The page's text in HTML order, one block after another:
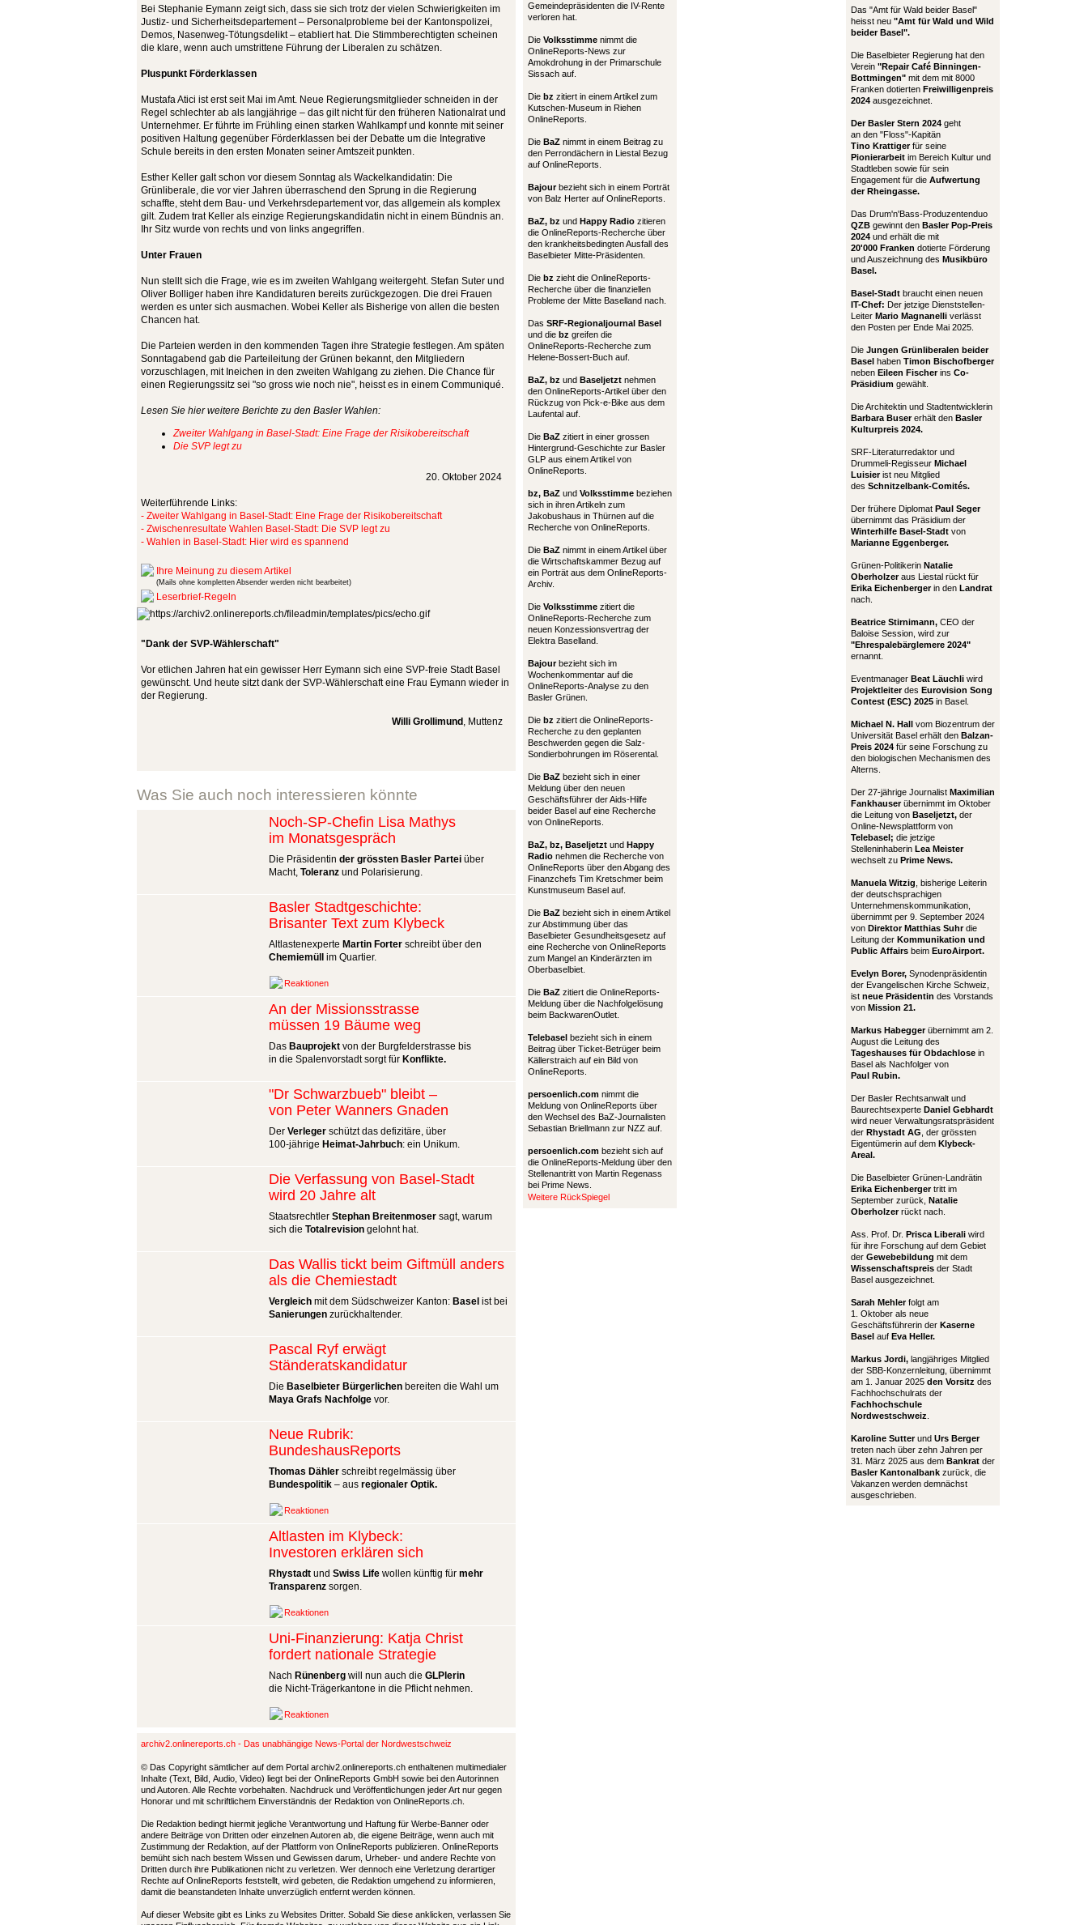
Bei Stephanie Eymann zeigt sich, dass sie sich trotz der vielen Schwierigkeiten im
Justiz- und Sicherheitsdepartement – Personalprobleme bei der Kantonspolizei,
Demos, Nasenweg-Tötungsdelikt – etabliert hat. Die Stimmberechtigten scheinen
die klare, wenn auch umstrittene Führung der Liberalen zu schätzen.
Pluspunkt Förderklassen
Mustafa Atici ist erst seit Mai im Amt. Neue Regierungsmitglieder schneiden in der
Regel schlechter ab als langjährige – das gilt nicht für den früheren Nationalrat und
Unternehmer. Er führte im Frühling einen starken Wahlkampf und konnte mit seiner
positiven Haltung gegenüber Förderklassen bei der Debatte um die Integrative
Schule bereits in den ersten Monaten seiner Amtszeit punkten.
Esther Keller galt schon vor diesem Sonntag als Wackelkandidatin: Die
Grünliberale, die vor vier Jahren überraschend den Sprung in die Regierung
schaffte, steht dem Bau- und Verkehrsdepartement vor, das allgemein als komplex
gilt. Zudem trat Keller als einzige Regierungskandidatin nicht in einem Bündnis an.
Ihr Sitz wurde von rechts und von links angegriffen.
Unter Frauen
Nun stellt sich die Frage, wie es im zweiten Wahlgang weitergeht. Stefan Suter und
Oliver Bolliger haben ihre Kandidaturen bereits zurückgezogen. Die drei Frauen
werden es unter sich ausmachen. Wobei Keller als Bisherige von allen die besten
Chancen hat.
Die Parteien werden in den kommenden Tagen ihre Strategie festlegen. Am späten
Sonntagabend gab die Parteileitung der Grünen bekannt, den Mitgliedern
vorzuschlagen, mit Ineichen in den zweiten Wahlgang zu ziehen. Die Chance für
einen Regierungssitz sei "so gross wie noch nie", heisst es in einem Communiqué.
Lesen Sie hier weitere Berichte zu den Basler Wahlen:
Zweiter Wahlgang in Basel-Stadt: Eine Frage der Risikobereitschaft
Die SVP legt zu
20. Oktober 2024
Weiterführende Links:
- Zweiter Wahlgang in Basel-Stadt: Eine Frage der Risikobereitschaft
- Zwischenresultate Wahlen Basel-Stadt: Die SVP legt zu
- Wahlen in Basel-Stadt: Hier wird es spannend
Ihre Meinung zu diesem Artikel
(Mails ohne kompletten Absender werden nicht bearbeitet)
Leserbrief-Regeln
"Dank der SVP-Wählerschaft"
Vor etlichen Jahren hat ein gewisser Herr Eymann sich eine SVP-freie Stadt Basel
gewünscht. Und heute sitzt dank der SVP-Wählerschaft eine Frau Eymann wieder in
der Regierung.
Willi Grollimund , Muttenz
Was Sie auch noch interessieren könnte
Noch-SP-Chefin Lisa Mathys
im Monatsgespräch
Die Präsidentin der grössten Basler Partei über
Macht, Toleranz und Polarisierung.
Basler Stadtgeschichte:
Brisanter Text zum Klybeck
Altlastenexperte Martin Forter schreibt über den
Chemiemüll
im Quartier.
Reaktionen
An der Missionsstrasse
müssen 19 Bäume weg
Das Bauprojekt von der Burgfelderstrasse bis
in die Spalenvorstadt sorgt für Konflikte.
"Dr Schwarzbueb" bleibt –
von Peter Wanners Gnaden
Der Verleger schützt das defizitäre, über
100-jährige Heimat-Jahrbuch: ein Unikum.
Die Verfassung von Basel-Stadt
wird 20 Jahre alt
Staatsrechtler Stephan Breitenmoser sagt, warum
sich die Totalrevision gelohnt hat.
Das Wallis tickt beim Giftmüll anders
als die Chemiestadt
Vergleich mit dem Südschweizer Kanton: Basel ist bei
Sanierungen zurückhaltender.
Pascal Ryf erwägt
Ständeratskandidatur
Die Baselbieter Bürgerlichen bereiten die Wahl um
Maya Grafs Nachfolge vor.
Neue Rubrik:
BundeshausReports
Thomas Dähler schreibt regelmässig über
Bundespolitik – aus regionaler Optik.
Reaktionen
Altlasten im Klybeck:
Investoren erklären sich
Rhystadt und Swiss Life wollen künftig für mehr
Transparenz sorgen.
Reaktionen
Uni-Finanzierung: Katja Christ
fordert nationale Strategie
Nach Rünenberg will nun auch die GLPlerin
die Nicht-Trägerkantone in die Pflicht nehmen.
Reaktionen
archiv2.onlinereports.ch - Das unabhängige News-Portal der Nordwestschweiz
© Das Copyright sämtlicher auf dem Portal archiv2.onlinereports.ch enthaltenen multimedialer
Inhalte (Text, Bild, Audio, Video) liegt bei der OnlineReports GmbH sowie bei den Autorinnen
und Autoren. Alle Rechte vorbehalten. Nachdruck und Veröffentlichungen jeder Art nur gegen
Honorar und mit schriftlichem Einverständnis der Redaktion von OnlineReports.ch.
Die Redaktion bedingt hiermit jegliche Verantwortung und Haftung für Werbe-Banner oder
andere Beiträge von Dritten oder einzelnen Autoren ab, die eigene Beiträge, wenn auch mit
Zustimmung der Redaktion, auf der Plattform von OnlineReports publizieren. OnlineReports
bemüht sich nach bestem Wissen und Gewissen darum, Urheber- und andere Rechte von
Dritten durch ihre Publikationen nicht zu verletzen. Wer dennoch eine Verletzung derartiger
Rechte auf OnlineReports feststellt, wird gebeten, die Redaktion umgehend zu informieren,
damit die beanstandeten Inhalte unverzüglich entfernt werden können.
Auf dieser Website gibt es Links zu Websites Dritter. Sobald Sie diese anklicken, verlassen Sie
Gemeindepräsidenten die IV-Rente
verloren hat.
Die Volksstimme nimmt die
OnlineReports-News zur
Amokdrohung in der Primarschule
Sissach auf.
Die bz zitiert in einem Artikel zum
Kutschen-Museum in Riehen
OnlineReports.
Die BaZ nimmt in einem Beitrag zu
den Perrondächern in Liestal Bezug
auf OnlineReports.
Bajourbezieht sich in einem Porträt
von Balz Herter auf OnlineReports.
BaZ, bz und Happy Radio zitieren
die OnlineReports-Recherche über
den krankheitsbedingten Ausfall des
Baselbieter Mitte-Präsidenten.
Die bz zieht die OnlineReports-
Recherche über die finanziellen
Probleme der Mitte Baselland nach.
Das SRF-Regionaljournal Basel
und die bz greifen die
OnlineReports-Recherche zum
Helene-Bossert-Buch auf.
BaZ, bz und Baseljetzt nehmen
den OnlineReports-Artikel über den
Rückzug von Pick-e-Bike aus dem
Laufental auf.
Die BaZ zitiert in einer grossen
Hintergrund-Geschichte zur Basler
GLP aus einem Artikel von
OnlineReports.
bz, BaZ und Volksstimme beziehen
sich in ihren Artikeln zum
Jakobushaus in Thürnen auf die
Recherche von OnlineReports.
Die BaZ nimmt in einem Artikel über
die Wirtschaftskammer Bezug auf
ein Porträt aus dem OnlineReports-
Archiv.
Die Volksstimme zitiert die
OnlineReports-Recherche zum
neuen Konzessionsvertrag der
Elektra Baselland.
Bajourbezieht sich im
Wochenkommentar auf die
OnlineReports-Analyse zu den
Basler Grünen.
Die bz zitiert die OnlineReports-
Recherche zu den geplanten
Beschwerden gegen die Salz-
Sondierbohrungen im Röserental.
Die BaZ bezieht sich in einer
Meldung über den neuen
Geschäftsführer der Aids-Hilfe
beider Basel auf eine Recherche
von OnlineReports.
BaZ, bz, Baseljetzt und Happy
Radio nehmen die Recherche von
OnlineReports über den Abgang des
Finanzchefs Tim Kretschmer beim
Kunstmuseum Basel auf.
Die BaZ bezieht sich in einem Artikel
zur Abstimmung über das
Baselbieter Gesundheitsgesetz auf
eine Recherche von OnlineReports
zum Mangel an Kinderärzten im
Oberbaselbiet.
Die BaZ zitiert die OnlineReports-
Meldung über die Nachfolgelösung
beim BackwarenOutlet.
Telebasel bezieht sich in einem
Beitrag über Ticket-Betrüger beim
Källerstraich auf ein Bild von
OnlineReports.
persoenlich.com nimmt die
Meldung von OnlineReports über
den Wechsel des BaZ-Journalisten
Sebastian Briellmann zur NZZ auf.
persoenlich.com bezieht sich auf
die OnlineReports-Meldung über den
Stellenantritt von Martin Regenass
bei Prime News.
Weitere RückSpiegel
Das "Amt für Wald beider Basel"
heisst neu "Amt für Wald und Wild
beider Basel".
Die Baselbieter Regierung hat den
Verein "Repair Café Binningen-
Bottmingen" mit dem mit 8000
Franken dotierten Freiwilligenpreis
2024 ausgezeichnet.
Der Basler Stern 2024 geht
an den "Floss"-Kapitän
Tino Krattigerfür seine
Pionierarbeit im Bereich Kultur und
Stadtleben sowie für sein
Engagement für die Aufwertung
der Rheingasse.
Das Drum'n'Bass-Produzentenduo
QZB gewinnt den Basler Pop-Preis
2024 und erhält die mit
20'000 Franken dotierte Förderung
und Auszeichnung des Musikbüro
Basel.
Basel-Stadt braucht einen neuen
IT-Chef: Der jetzige Dienststellen-
Leiter Mario Magnanelli verlässt
den Posten per Ende Mai 2025.
Die Jungen Grünliberalen beider
Basel haben Timon Bischofberger
neben Eileen Fischerins Co-
Präsidium gewählt.
Die Architektin und Stadtentwicklerin
Barbara Busererhält den Basler
Kulturpreis 2024.
SRF-Literaturredaktor und
Drummeli-Regisseur Michael
Luisierist neu Mitglied
des Schnitzelbank-Comités.
Der frühere Diplomat Paul Seger
übernimmt das Präsidium der
Winterhilfe Basel-Stadt von
Marianne Eggenberger.
Grünen-Politikerin Natalie
Oberholzeraus Liestal rückt für
Erika Eichenbergerin den Landrat
nach.
Beatrice Stirnimann, CEO der
Baloise Session, wird zur
"Ehrespalebärglemere 2024"
ernannt.
Eventmanager Beat Läuchli wird
Projektleiterdes Eurovision Song
Contest (ESC) 2025 in Basel.
Michael N. Hall vom Biozentrum der
Universität Basel erhält den Balzan-
Preis 2024 für seine Forschung zu
den biologischen Mechanismen des
Alterns.
Der 27-jährige Journalist Maximilian
Fankhauserübernimmt im Oktober
die Leitung von Baseljetzt, der
Online-Newsplattform von
Telebasel; die jetzige
Stelleninhaberin Lea Meister
wechselt zu Prime News.
Manuela Witzig , bisherige Leiterin
der deutschsprachigen
Unternehmenskommunikation,
übernimmt per 9. September 2024
von Direktor Matthias Suhrdie
Leitung der Kommunikation und
Public Affairs beim EuroAirport.
Evelyn Borer, Synodenpräsidentin
der Evangelischen Kirche Schweiz,
ist neue Präsidentin des Vorstands
von Mission 21.
Markus Habeggerübernimmt am 2.
August die Leitung des
Tageshauses für Obdachlose in
Basel als Nachfolger von
Paul Rubin.
Der Basler Rechtsanwalt und
Baurechtsexperte Daniel Gebhardt
wird neuer Verwaltungsratspräsident
der Rhystadt AG , der grössten
Eigentümerin auf dem Klybeck-
Areal.
Die Baselbieter Grünen-Landrätin
Erika Eichenbergertritt im
September zurück, Natalie
Oberholzerrückt nach.
Ass. Prof. Dr. Prisca Liberali wird
für ihre Forschung auf dem Gebiet
der Gewebebildung mit dem
Wissenschaftspreis der Stadt
Basel ausgezeichnet.
Sarah Mehlerfolgt am
1. Oktober als neue
Geschäftsführerin der Kaserne
Basel auf Eva Heller.
Markus Jordi, langjähriges Mitglied
der SBB-Konzernleitung, übernimmt
am 1. Januar 2025 den Vorsitz des
Fachhochschulrats der
Fachhochschule
Nordwestschweiz
Karoline Sutterund Urs Berger
treten nach über zehn Jahren per
31. März 2025 aus dem Bankrat der
Basler Kantonalbank zurück, die
Vakanzen werden demnächst
ausgeschrieben.